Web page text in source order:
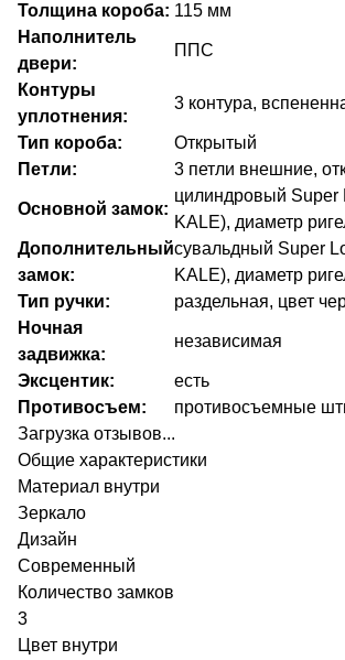
Толщина короба: 115 мм
Наполнитель
двери:
ППС
Контуры
уплотнения:
3 контура,
Тип короба:
Открытый
Петли:
3 петли внешние,
Основной замок:
цилиндровый Super
KALE), диаметр
Дополнительный
замок:
сувальдный Super
KALE), диаметр
Тип ручки:
раздельная, цвет
Ночная
задвижка:
независимая
Эксцентик:
есть
Противосъем:
противосъемные
Загрузка отзывов...
Общие характеристики
Материал внутри
Зеркало
Дизайн
Современный
Количество замков
3
Цвет внутри